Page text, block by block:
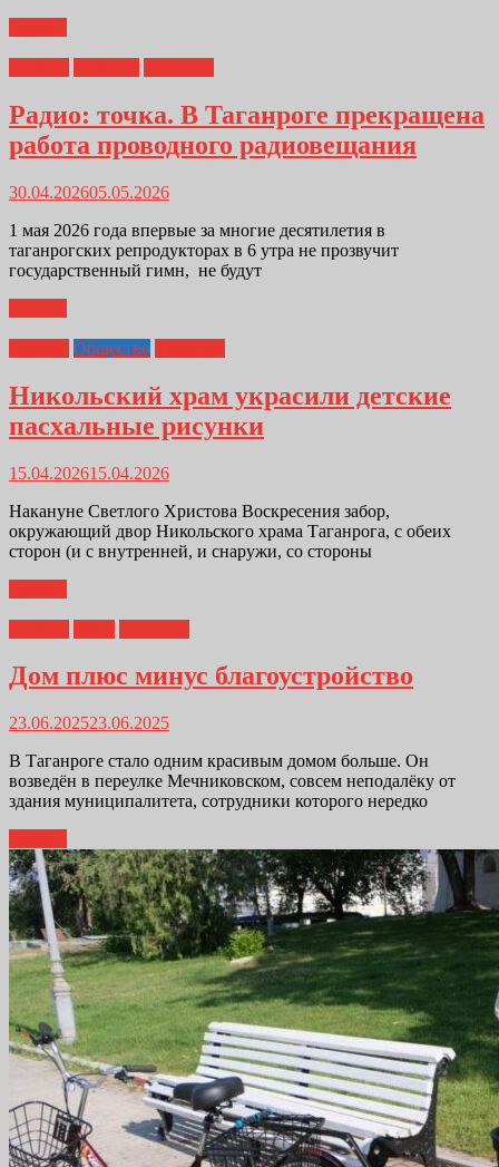
Радио: точка. В Таганроге прекращена
работа проводного радиовещания
30.04.202605.05.2026
1 мая 2026 года впервые за многие десятилетия в
таганрогских репродукторах в 6 утра не прозвучит
государственный гимн, не будут
Общество
Никольский храм украсили детские
пасхальные рисунки
15.04.202615.04.2026
Накануне Светлого Христова Воскресения забор,
окружающий двор Никольского храма Таганрога, с обеих
сторон (и с внутренней, и снаружи, со стороны
Дом плюс минус благоустройство
23.06.202523.06.2025
В Таганроге стало одним красивым домом больше. Он
возведён в переулке Мечниковском, совсем неподалёку от
здания муниципалитета, сотрудники которого нередко